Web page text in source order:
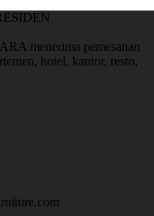
menerima pemesanan
hotel, kantor, resto,